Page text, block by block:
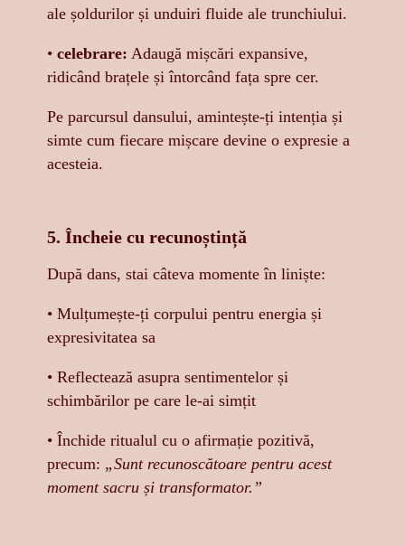
ale șoldurilor și unduiri fluide ale trunchiului.
• celebrare: Adaugă mișcări expansive,
ridicând brațele și întorcând fața spre cer.
Pe parcursul dansului, amintește-ți intenția și
simte cum fiecare mișcare devine o expresie a
acesteia.
5. Încheie cu recunoștință
După dans, stai câteva momente în liniște:
• Mulțumește-ți corpului pentru energia și
expresivitatea sa
• Reflectează asupra sentimentelor și
schimbărilor pe care le-ai simțit
• Închide ritualul cu o afirmație pozitivă,
precum: „Sunt recunoscătoare pentru acest
moment sacru și transformator.”